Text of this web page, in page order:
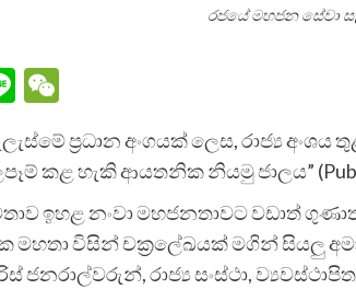
රජයේ මහජන සේවා
LineWeChat
ප්‍රධාන අංගයක් ලෙස, රාජ්‍ය
කළ හැකි ආයතනික නියමු ජාලය”
ඉහළ නංවා මහජනතාවට වඩාත්
විසින් චක්‍රලේඛයක් මගින් සියලු
ජනරාල්වරුන්, රාජ්‍ය සංස්ථා,